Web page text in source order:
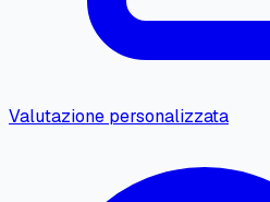
Valutazione personalizzata